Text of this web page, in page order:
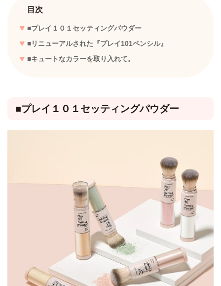
目次
■プレイ１０１セッティングパウダー
■リニューアルされた『プレイ101ペンシル』
■キュートなカラーを取り入れて。
■プレイ１０１セッティングパウダー